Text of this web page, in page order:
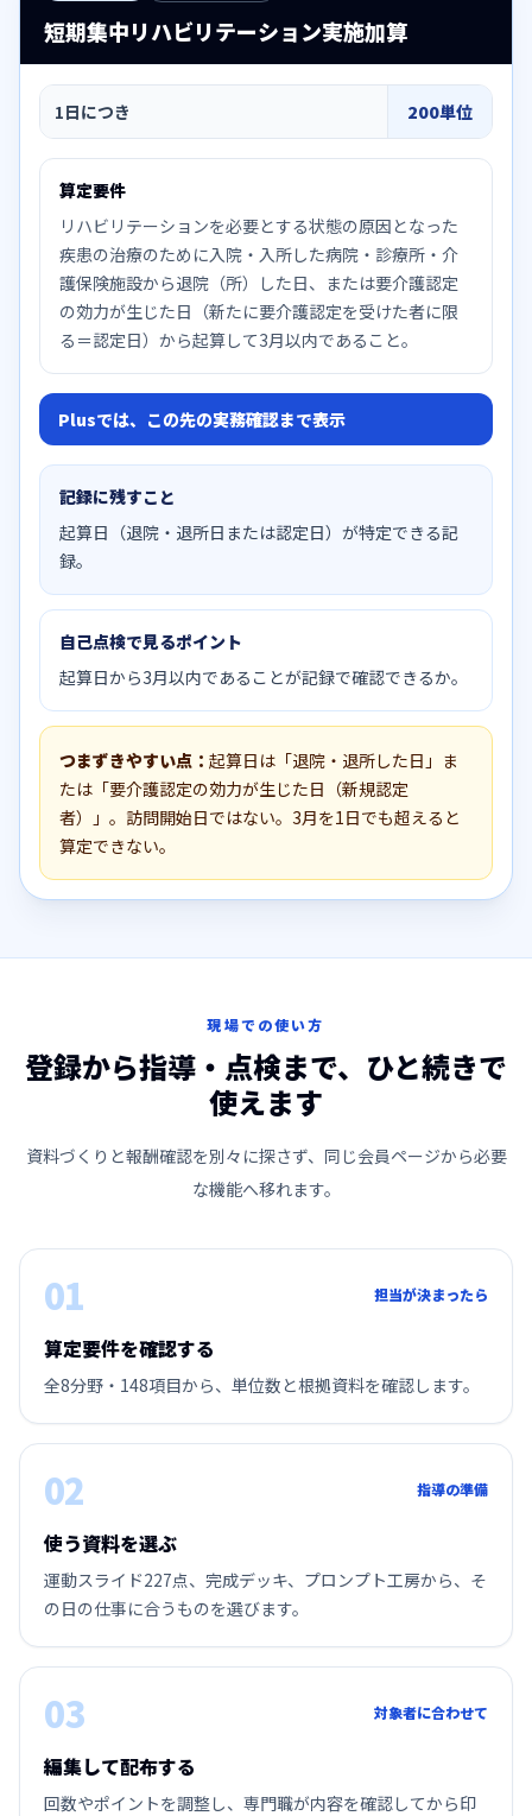
短期集中リハビリテーション実施加算
1日につき 200単位
算定要件
リハビリテーションを必要とする状態の原因となった
疾患の治療のために入院・入所した病院・診療所・介
護保険施設から退院（所）した日、または要介護認定
の効力が生じた日（新たに要介護認定を受けた者に限
る＝認定日）から起算して3月以内であること。
Plusでは、この先の実務確認まで表示
記録に残すこと
起算日（退院・退所日または認定日）が特定できる記
録。
自己点検で見るポイント
起算日から3月以内であることが記録で確認できるか。
つまずきやすい点： 起算日は「退院・退所した日」ま
たは「要介護認定の効力が生じた日（新規認定
者）」。訪問開始日ではない。3月を1日でも超えると
算定できない。
現場での使い方
登録から指導・点検まで、ひと続きで
使えます
資料づくりと報酬確認を別々に探さず、同じ会員ページから必要
な機能へ移れます。
01 担当が決まったら
算定要件を確認する
全8分野・148項目から、単位数と根拠資料を確認します。
02 指導の準備
使う資料を選ぶ
運動スライド227点、完成デッキ、プロンプト工房から、そ
の日の仕事に合うものを選びます。
03 対象者に合わせて
編集して配布する
回数やポイントを調整し、専門職が内容を確認してから印